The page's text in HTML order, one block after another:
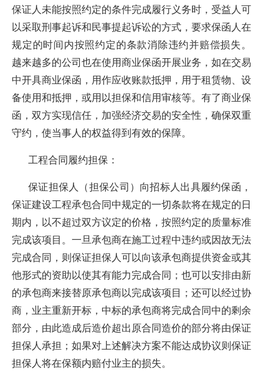
保证人未能按照约定的条件完成履行义务时，受益人可
以采取刑事起诉和民事提起诉讼的方式，要求保函人在
规定的时间内按照约定的条款消除违约并赔偿损失。
越来越多的公司也在使用商业保函开展业务，如在交易
中开具商业保函，用作应收账款抵押，用于租赁物、设
备使用和抵押，或用以担保和信用审核等。有了商业保
函，双方实现信任，加强经济交易的安全性，确保双重
守约，使当事人的权益得到有效的保障。
工程合同履约担保：
保证担保人（担保公司）向招标人出具履约保函，
保证建设工程承包合同中规定的一切条款将在规定的日
期内，以不超过双方议定的价格，按照约定的质量标准
完成该项目。一旦承包商在施工过程中违约或因故无法
完成合同，则保证担保人可以向该承包商提供资金或其
他形式的资助以使其有能力完成合同；也可以安排由新
的承包商来接替原承包商以完成该项目；还可以经过协
商，业主重新开标，中标的承包商将完成合同中的剩余
部分，由此造成后造价超出原合同造价的部分将由保证
担保人承担；如果对上述解决方案不能达成协议则保证
担保人将在保额内赔付业主的损失。